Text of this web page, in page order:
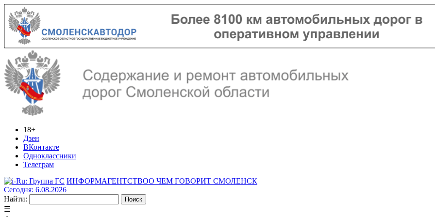
18+
Дзен
ВКонтакте
Одноклассники
Телеграм
ИНФОРМАГЕНТСТВОО ЧЕМ ГОВОРИТ СМОЛЕНСК
Сегодня: 6.08.2026
Найти:
☰